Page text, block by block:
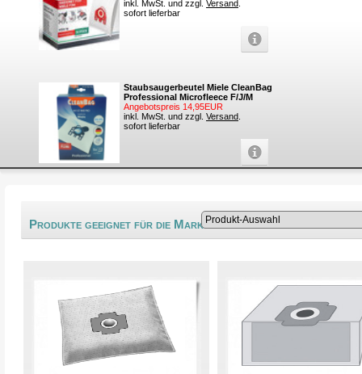
inkl. MwSt. und zzgl. Versand
sofort lieferbar
Staubsaugerbeutel Miele CleanBag
Professional Microfleece F/J/M
Angebotspreis 14,95EUR
inkl. MwSt. und zzgl. Versand
sofort lieferbar
Produkte geeignet für die Marke Metalex®